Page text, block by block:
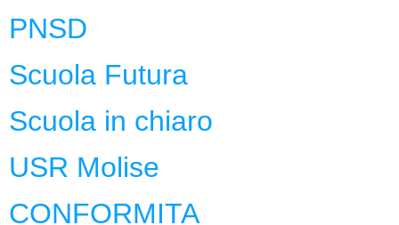
PNSD
Scuola Futura
Scuola in chiaro
USR Molise
CONFORMITA